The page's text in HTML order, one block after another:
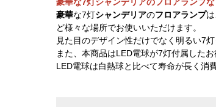
豪華な7灯シャンデリアのフロアランプ
ど様々な場所でお使いいただけます。
見た目のデザイン性だけでなく明るい7
また、本商品はLED電球が7灯付属したお
LED電球は白熱球と比べて寿命が長く消